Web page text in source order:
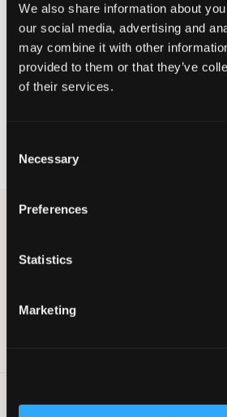
We also share information about
our social media, advertising and
may combine it with other
provided to them or that they’ve
of their services.
Selection
Necessary
Preferences
Statistics
Marketing
Liten Perfekt
Öppet köp
Leverans2-4 vardagar
Stickad tröja från LMTD med enkel och
Rund halsringning
Mjuk stickad kvalitet
Lev. färg/färgkod